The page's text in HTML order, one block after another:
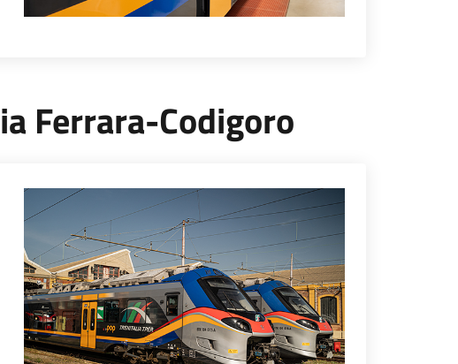
Ferrara-Codigoro